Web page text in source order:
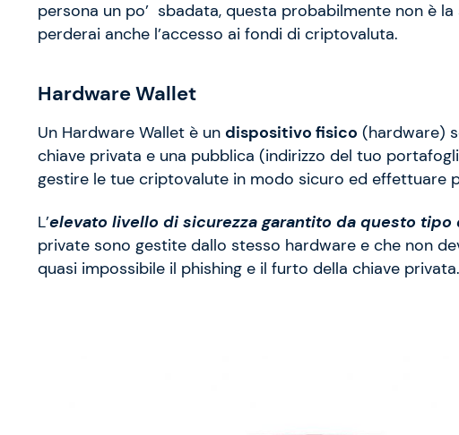
persona un po’ sbadata, questa probabilmente non è
perderai anche l’accesso ai fondi di criptovaluta.
Hardware Wallet
Un Hardware Wallet è un dispositivo fisico (hardware)
chiave privata e una pubblica (indirizzo del tuo
gestire le tue criptovalute in modo sicuro ed effettuare
L’elevato livello di sicurezza garantito da questo tipo
private sono gestite dallo stesso hardware e che non
quasi impossibile il phishing e il furto della chiave privata.